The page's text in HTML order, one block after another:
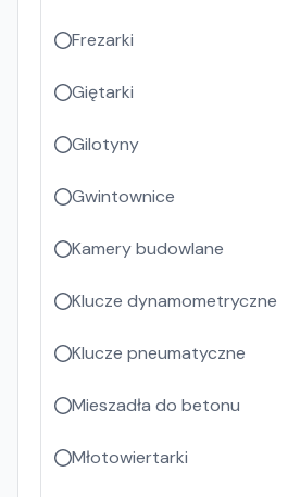
Frezarki
Giętarki
Gilotyny
Gwintownice
Kamery budowlane
Klucze dynamometryczne
Klucze pneumatyczne
Mieszadła do betonu
Młotowiertarki